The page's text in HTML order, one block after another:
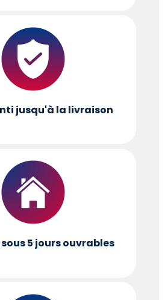
jusqu'à la livraison
5 jours ouvrables